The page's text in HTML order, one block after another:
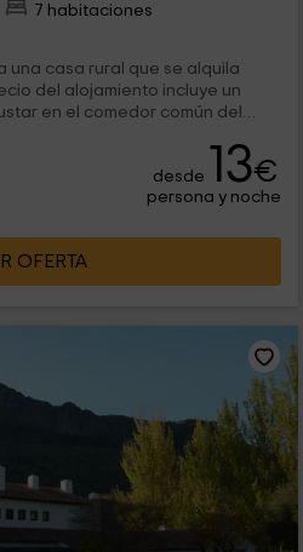
7 habitaciones
una casa rural que se alquila
en el comedor común del
desde 13€
persona y noche
OFERTA